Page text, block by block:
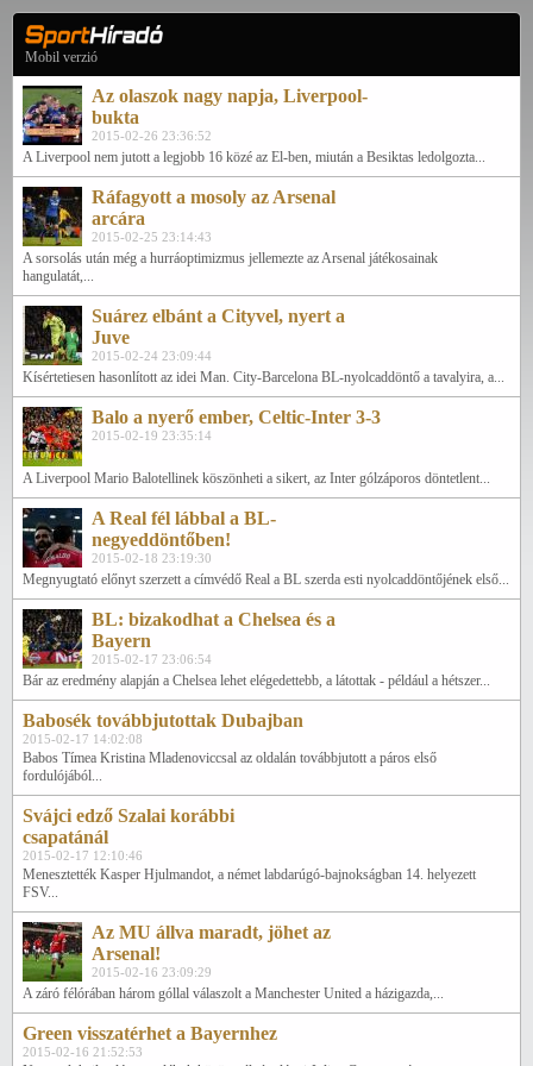
Mobil verzió
Az olaszok nagy napja, Liverpool-
bukta
2015-02-26 23:36:52
A Liverpool nem jutott a legjobb 16 közé az El-ben, miután a Besiktas ledolgozta...
Ráfagyott a mosoly az Arsenal
arcára
2015-02-25 23:14:43
A sorsolás után még a hurráoptimizmus jellemezte az Arsenal játékosainak
hangulatát,...
Suárez elbánt a Cityvel, nyert a
Juve
2015-02-24 23:09:44
Kísértetiesen hasonlított az idei Man. City-Barcelona BL-nyolcaddöntő a tavalyira, a...
Balo a nyerő ember, Celtic-Inter 3-3
2015-02-19 23:35:14
A Liverpool Mario Balotellinek köszönheti a sikert, az Inter gólzáporos döntetlent...
A Real fél lábbal a BL-
negyeddöntőben!
2015-02-18 23:19:30
Megnyugtató előnyt szerzett a címvédő Real a BL szerda esti nyolcaddöntőjének első...
BL: bizakodhat a Chelsea és a
Bayern
2015-02-17 23:06:54
Bár az eredmény alapján a Chelsea lehet elégedettebb, a látottak - például a hétszer...
Babosék továbbjutottak Dubajban
2015-02-17 14:02:08
Babos Tímea Kristina Mladenoviccsal az oldalán továbbjutott a páros első
fordulójából...
Svájci edző Szalai korábbi
csapatánál
2015-02-17 12:10:46
Menesztették Kasper Hjulmandot, a német labdarúgó-bajnokságban 14. helyezett
FSV...
Az MU állva maradt, jöhet az
Arsenal!
2015-02-16 23:09:29
A záró félórában három góllal válaszolt a Manchester United a házigazda,...
Green visszatérhet a Bayernhez
2015-02-16 21:52:53